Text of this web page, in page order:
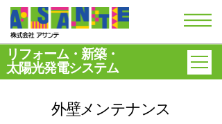
リフォーム・新築・
太陽光発電システム
外壁メンテナンス